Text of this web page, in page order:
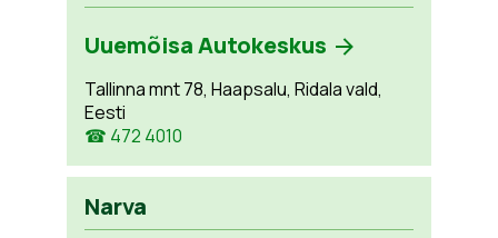
Uuemõisa Autokeskus
Tallinna mnt 78, Haapsalu, Ridala vald,
Eesti
☎ 472 4010
Narva